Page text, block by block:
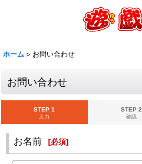
ホーム > お問い合わせ
お問い合わせ
STEP 1
入力
STEP 2
確認
お名前 [必須]